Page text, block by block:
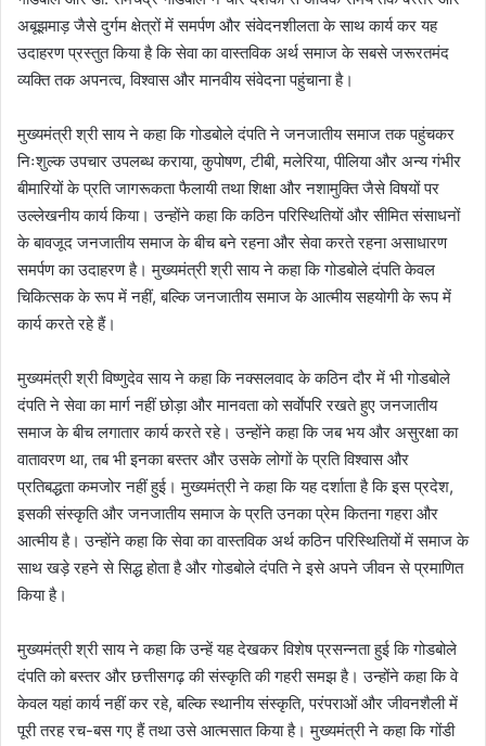
अबूझमाड़ जैसे दुर्गम क्षेत्रों में समर्पण और संवेदनशीलता के साथ कार्य कर यह
उदाहरण प्रस्तुत किया है कि सेवा का वास्तविक अर्थ समाज के सबसे जरूरतमंद
व्यक्ति तक अपनत्व, विश्वास और मानवीय संवेदना पहुंचाना है।
मुख्यमंत्री श्री साय ने कहा कि गोडबोले दंपति ने जनजातीय समाज तक पहुंचकर
निःशुल्क उपचार उपलब्ध कराया, कुपोषण, टीबी, मलेरिया, पीलिया और अन्य गंभीर
बीमारियों के प्रति जागरूकता फैलायी तथा शिक्षा और नशामुक्ति जैसे विषयों पर
उल्लेखनीय कार्य किया। उन्होंने कहा कि कठिन परिस्थितियों और सीमित संसाधनों
के बावजूद जनजातीय समाज के बीच बने रहना और सेवा करते रहना असाधारण
समर्पण का उदाहरण है। मुख्यमंत्री श्री साय ने कहा कि गोडबोले दंपति केवल
चिकित्सक के रूप में नहीं, बल्कि जनजातीय समाज के आत्मीय सहयोगी के रूप में
कार्य करते रहे हैं।
मुख्यमंत्री श्री विष्णुदेव साय ने कहा कि नक्सलवाद के कठिन दौर में भी गोडबोले
दंपति ने सेवा का मार्ग नहीं छोड़ा और मानवता को सर्वाेपरि रखते हुए जनजातीय
समाज के बीच लगातार कार्य करते रहे। उन्होंने कहा कि जब भय और असुरक्षा का
वातावरण था, तब भी इनका बस्तर और उसके लोगों के प्रति विश्वास और
प्रतिबद्धता कमजोर नहीं हुई। मुख्यमंत्री ने कहा कि यह दर्शाता है कि इस प्रदेश,
इसकी संस्कृति और जनजातीय समाज के प्रति उनका प्रेम कितना गहरा और
आत्मीय है। उन्होंने कहा कि सेवा का वास्तविक अर्थ कठिन परिस्थितियों में समाज के
साथ खड़े रहने से सिद्ध होता है और गोडबोले दंपति ने इसे अपने जीवन से प्रमाणित
किया है।
मुख्यमंत्री श्री साय ने कहा कि उन्हें यह देखकर विशेष प्रसन्नता हुई कि गोडबोले
दंपति को बस्तर और छत्तीसगढ़ की संस्कृति की गहरी समझ है। उन्होंने कहा कि वे
केवल यहां कार्य नहीं कर रहे, बल्कि स्थानीय संस्कृति, परंपराओं और जीवनशैली में
पूरी तरह रच-बस गए हैं तथा उसे आत्मसात किया है। मुख्यमंत्री ने कहा कि गोंडी